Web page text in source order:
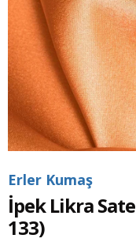
Erler Kumaş
İpek Likra
133)